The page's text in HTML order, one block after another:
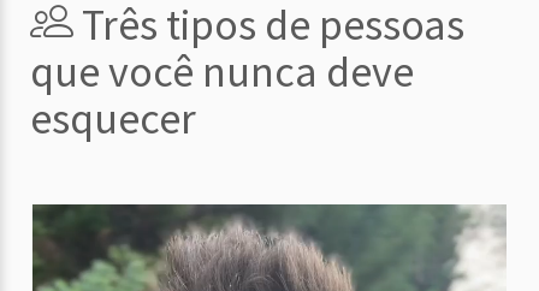
Três tipos de pessoas
que você nunca deve
esquecer